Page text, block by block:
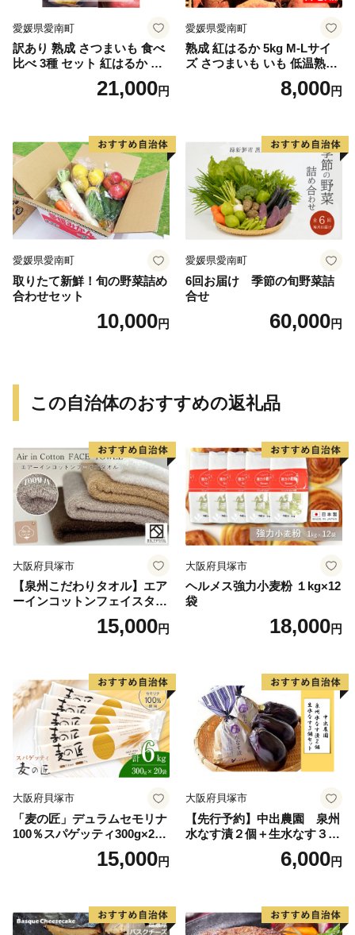
愛媛県愛南町
訳あり 熟成 さつまいも 食べ
比べ 3種 セット 紅はるか 安
納芋 シルクスイート 合計 15
kg サイズ混合 サツマイモ 焼
芋 ほしいも スイートポテト
いも天 サイズミックス 甘い
ねっとり 生芋 新芋 あんのう
いも 甘藷 べにはるか スイー
ツ 国産 糖度 産地直送 農家直
送 数量限定 21000円 愛媛 愛
南 ミッチーのおみかん畑
21,000円
愛媛県愛南町
熟成 紅はるか 5kg M-Lサイ
ズ さつまいも いも 低温熟成
完全熟成収穫 甘い 糖度 焼き
芋 やきいも スイートポテト
8,000円
愛媛県愛南町
取りたて新鮮！旬の野菜詰め
合わせセット
10,000円
愛媛県愛南町
6回お届け 季節の旬野菜詰
合せ
60,000円
この自治体のおすすめの返礼品
大阪府貝塚市
【泉州こだわりタオル】エア
ーインコットンフェイスタオ
15,000円
大阪府貝塚市
ヘルメス強力小麦粉 １kg×12
袋
18,000円
大阪府貝塚市
「麦の匠」デュラムセモリナ
100％スパゲッティ300g×20
袋/パスタ 国産 貝塚産 麺 も
ちもち 大阪府貝塚市15,000円
大阪府貝塚市
【先行予約】中出農園 泉州
水なす漬２個＋生水なす３個
6,000円